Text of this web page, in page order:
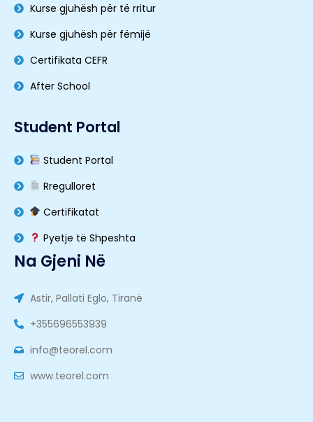
Kurse gjuhësh për të rritur
Kurse gjuhësh për fëmijë
Certifikata CEFR
After School
Student Portal
Student Portal
Rregulloret
Certifikatat
Pyetje të Shpeshta
Na Gjeni Në
Astir, Pallati Eglo, Tiranë
+355696553939
info@teorel.com
www.teorel.com